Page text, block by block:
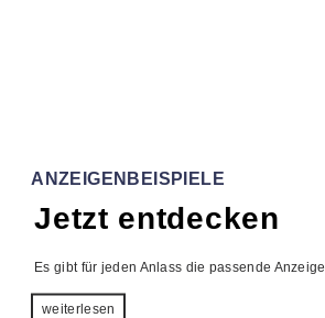
ANZEIGENBEISPIELE
Jetzt entdecken
Es gibt für jeden Anlass die passende Anzeige.
weiterlesen